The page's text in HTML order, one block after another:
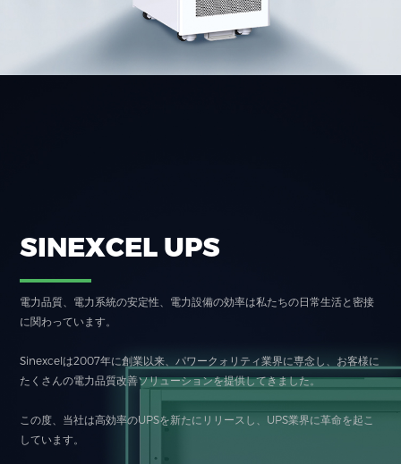
SINEXCEL UPS
電力品質、電力系統の安定性、電力設備の効率は私たちの日常生活と密接
に関わっています。
Sinexcelは2007年に創業以来、パワークォリティ業界に専念し、お客様に
たくさんの電力品質改善ソリューションを提供してきました。
この度、当社は高効率のUPSを新たにリリースし、UPS業界に革命を起こ
しています。